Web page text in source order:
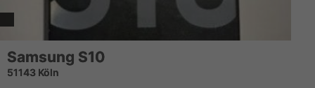
Samsung S10
51143 Köln